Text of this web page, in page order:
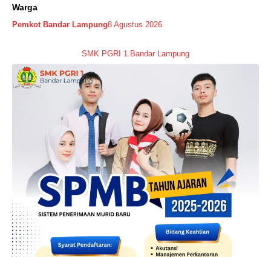
Warga
Pemkot Bandar Lampung8 Agustus 2026
SMK PGRI 1.Bandar Lampung